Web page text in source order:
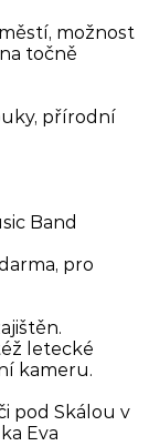
možnost
točně
přírodní
Band
pro
letecké
kameru.
pod Skálou v
Eva